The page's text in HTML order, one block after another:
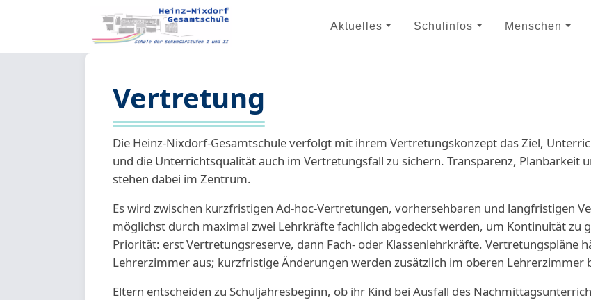
Aktuelles Schulinfos Menschen
Vertretung
Die Heinz-Nixdorf-Gesamtschule verfolgt mit ihrem Vertretungskonzept das Ziel,
und die Unterrichtsqualität auch im Vertretungsfall zu sichern. Transparenz, Planbarkeit
stehen dabei im Zentrum.
Es wird zwischen kurzfristigen Ad-hoc-Vertretungen, vorhersehbaren und langfristigen
möglichst durch maximal zwei Lehrkräfte fachlich abgedeckt werden, um Kontinuität zu
Priorität: erst Vertretungsreserve, dann Fach- oder Klassenlehrkräfte. Vertretungspläne
Lehrerzimmer aus; kurzfristige Änderungen werden zusätzlich im oberen Lehrerzimmer
Eltern entscheiden zu Schuljahresbeginn, ob ihr Kind bei Ausfall des